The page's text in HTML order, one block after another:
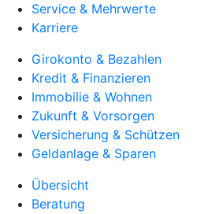
Service & Mehrwerte
Karriere
Girokonto & Bezahlen
Kredit & Finanzieren
Immobilie & Wohnen
Zukunft & Vorsorgen
Versicherung & Schützen
Geldanlage & Sparen
Übersicht
Beratung